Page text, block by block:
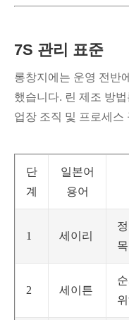
7S 관리 표준
롱창지에는 운영 전반
했습니다. 린 제조 방
업장 조직 및 프로세스
단
계
일본어
용어
1 세이리
2 세이튼